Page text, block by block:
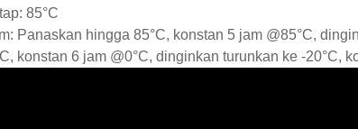
85°C
Panaskan hingga 85°C, konstan 5 jam @85°C,
konstan 6 jam @0°C, dinginkan turunkan ke -20°C,